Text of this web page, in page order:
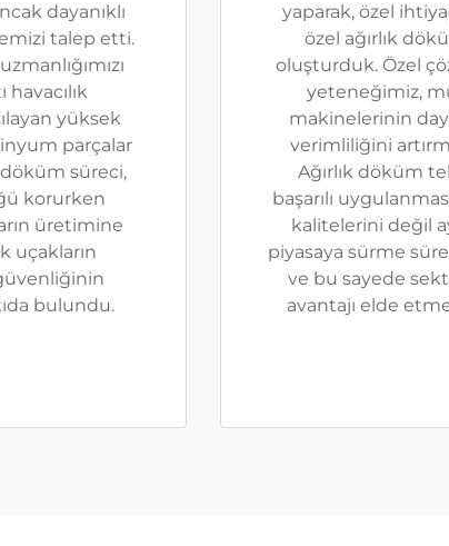
dayanıklı
talep etti.
havacılık
yüksek
parçalar
süreci,
korurken
üretimine
uçakların
bulundu.
yaparak, özel
özel ağırlık
oluşturduk. Özel
yeteneğimiz,
makinelerinin
verimliliğini
Ağırlık döküm
başarılı
kalitelerini değil
piyasaya sürme
ve bu sayede
avantajı elde